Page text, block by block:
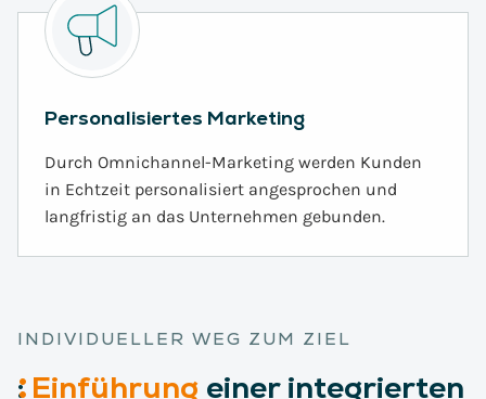
Personalisiertes Marketing
Durch Omnichannel-Marketing werden Kunden
in Echtzeit personalisiert angesprochen und
langfristig an das Unternehmen gebunden.
INDIVIDUELLER WEG ZUM ZIEL
:Einführung einer integrierten